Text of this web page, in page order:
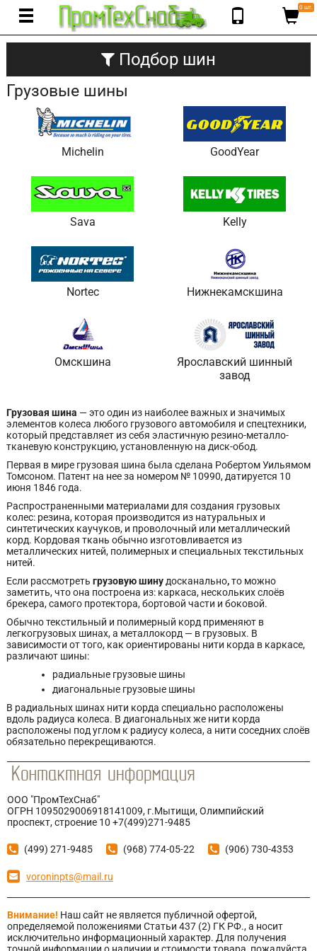
0 шт.
Подбор шин
Грузовые шины
Michelin GoodYear
Sava Kelly
Nortec Нижнекамскшина
Омскшина
Ярославский шинный
завод
Грузовая шина — это один из наиболее важных и значимых
элементов колеса любого грузового автомобиля и спецтехники,
который представляет из себя эластичную резино-металло-
тканевую конструкцию, установленную на диск-обод.
Первая в мире грузовая шина была сделана Робертом Уильямом
Томсоном. Патент на нее за номером № 10990, датируется 10
июня 1846 года.
Распространенными материалами для создания грузовых
колес: резина, которая производится из натуральных и
синтетических каучуков, и проволочный или металлический
корд. Кордовая ткань обычно изготовливается из
металлических нитей, полимерных и специальных текстильных
нитей.
Если рассмотреть грузовую шину досканально,то можно
заметить, что она построена из: каркаса, нескольких слоёв
брекера, самого протектора, бортовой части и боковой.
Обычно текстильный и полимерный корд применяют в
легкогрузовых шинах, а металлокорд — в грузовых. В
зависимости от того, как ориентированы нити корда в каркасе,
различают шины:
радиальные грузовые шины
диагональные грузовые шины
В радиальных шинах нити корда специально расположены
вдоль радиуса колеса. В диагональных же нити корда
расположены под углом к радиусу колеса, а нити соседних слоёв
обязательно перекрещиваются.
ООО "ПромТехСнаб"
ОГРН 1095029006918141009, г.Мытищи, Олимпийский
проспект, строение 10 +7(499)271-9485
(499) 271-9485 (968) 774-05-22 (906) 730-4353
voroninpts@mail.ru
Внимание! Наш сайт не является публичной офертой,
определяемой положениями Статьи 437 (2) ГК РФ., а носит
исключительно информационный характер. Для получения